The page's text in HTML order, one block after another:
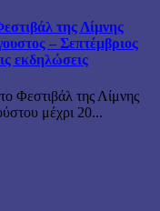
της Λίμνης
– Σεπτέμβριος
εκδηλώσεις
Φεστιβάλ της Λίμνης
μέχρι 20...